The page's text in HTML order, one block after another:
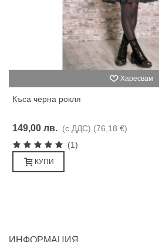
Харесвам
Къса черна рокля
149,00 лв. (с ДДС) (76,18 €)
(1)
КУПИ
ИНФОРМАЦИЯ